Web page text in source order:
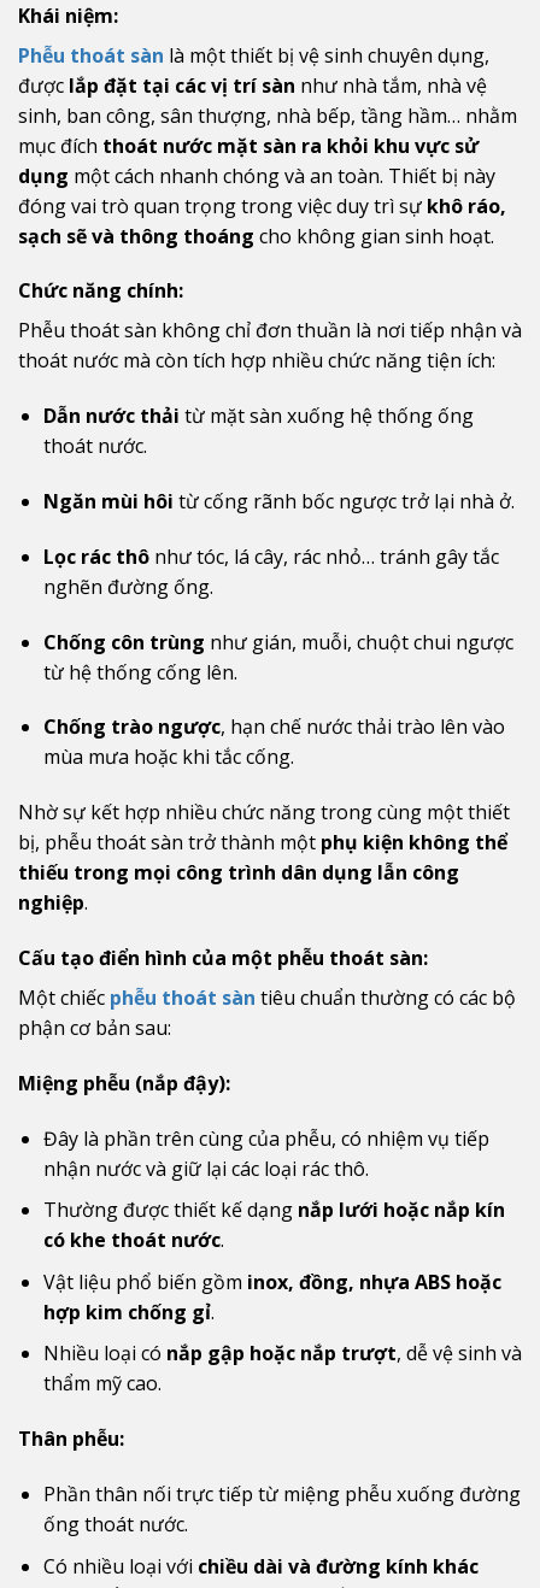
Khái niệm:
Phễu thoát sàn là một thiết bị vệ sinh chuyên dụng,
được lắp đặt tại các vị trí sàn như nhà tắm, nhà vệ
sinh, ban công, sân thượng, nhà bếp, tầng hầm… nhằm
mục đích thoát nước mặt sàn ra khỏi khu vực sử
dụng một cách nhanh chóng và an toàn. Thiết bị này
đóng vai trò quan trọng trong việc duy trì sự khô ráo,
sạch sẽ và thông thoáng cho không gian sinh hoạt.
Chức năng chính:
Phễu thoát sàn không chỉ đơn thuần là nơi tiếp nhận và
thoát nước mà còn tích hợp nhiều chức năng tiện ích:
Dẫn nước thải từ mặt sàn xuống hệ thống ống
thoát nước.
Ngăn mùi hôi từ cống rãnh bốc ngược trở lại nhà ở.
Lọc rác thônhư tóc, lá cây, rác nhỏ… tránh gây tắc
nghẽn đường ống.
Chống côn trùng như gián, muỗi, chuột chui ngược
từ hệ thống cống lên.
Chống trào ngược, hạn chế nước thải trào lên vào
mùa mưa hoặc khi tắc cống.
Nhờ sự kết hợp nhiều chức năng trong cùng một thiết
bị, phễu thoát sàn trở thành một phụ kiện không thể
thiếu trong mọi công trình dân dụng lẫn công
nghiệp.
Cấu tạo điển hình của một phễu thoát sàn:
Một chiếc phễu thoát sàn tiêu chuẩn thường có các bộ
phận cơ bản sau:
Miệng phễu (nắp đậy):
Đây là phần trên cùng của phễu, có nhiệm vụ tiếp
nhận nước và giữ lại các loại rác thô.
Thường được thiết kế dạng nắp lưới hoặc nắp kín
có khe thoát nước.
Vật liệu phổ biến gồm inox, đồng, nhựa ABS hoặc
hợp kim chống gỉ.
Nhiều loại có nắp gập hoặc nắp trượt, dễ vệ sinh và
thẩm mỹ cao.
Thân phễu:
Phần thân nối trực tiếp từ miệng phễu xuống đường
ống thoát nước.
Có nhiều loại với chiều dài và đường kính khác